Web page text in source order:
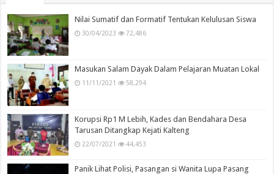
Nilai Sumatif dan Formatif Tentukan Kelulusan Siswa
30/04/2023 72,486
Masukan Salam Dayak Dalam Pelajaran Muatan Lokal
11/11/2021 58,294
Korupsi Rp1 M Lebih, Kades dan Bendahara Desa
Tarusan Ditangkap Kejati Kalteng
22/07/2021 44,453
Panik Lihat Polisi, Pasangan si Wanita Lupa Pasang